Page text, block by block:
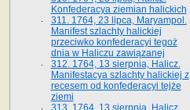
Konfederacya ziemian halickich
311. 1764, 23 lipca, Maryampol.
Manifest szlachty halickiej
przeciwko konfederacyi tegoż
dnia w Haliczu zawiązanej
312. 1764, 13 sierpnia, Halicz.
Manifestacya szlachty halickiej z
recesem od konfederacyi tejże
ziemi
313. 1764, 13 sierpnia, Halicz.